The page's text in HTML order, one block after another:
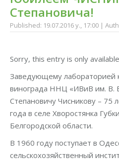
Степановича!
Published: 19.07.2016 y., 17:00 |
Sorry, this entry is only
Заведующему лабораторией
винограда ННЦ «ИВиВ им. В.
Степановичу Чисникову – 75
года в селе Хворостянка
Белгородской области.
В 1960 году поступает в
сельскохозяйственный